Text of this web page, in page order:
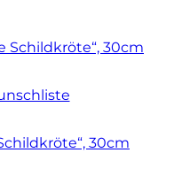
30cm